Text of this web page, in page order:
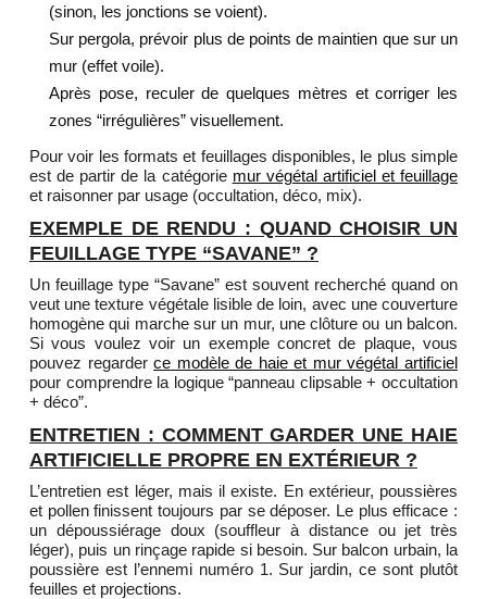
(sinon, les jonctions se voient).
Sur pergola, prévoir plus de points de maintien que sur un
mur (effet voile).
Après pose, reculer de quelques mètres et corriger les
zones “irrégulières” visuellement.
Pour voir les formats et feuillages disponibles, le plus simple
est de partir de la catégorie mur végétal artificiel et feuillage
et raisonner par usage (occultation, déco, mix).
EXEMPLE DE RENDU : QUAND CHOISIR UN
FEUILLAGE TYPE “SAVANE” ?
Un feuillage type “Savane” est souvent recherché quand on
veut une texture végétale lisible de loin, avec une couverture
homogène qui marche sur un mur, une clôture ou un balcon.
Si vous voulez voir un exemple concret de plaque, vous
pouvez regarderce modèle de haie et mur végétal artificiel
pour comprendre la logique “panneau clipsable + occultation
+ déco”.
ENTRETIEN : COMMENT GARDER UNE HAIE
ARTIFICIELLE PROPRE EN EXTÉRIEUR ?
L’entretien est léger, mais il existe. En extérieur, poussières
et pollen finissent toujours par se déposer. Le plus efficace :
un dépoussiérage doux (souffleur à distance ou jet très
léger), puis un rinçage rapide si besoin. Sur balcon urbain, la
poussière est l’ennemi numéro 1. Sur jardin, ce sont plutôt
feuilles et projections.